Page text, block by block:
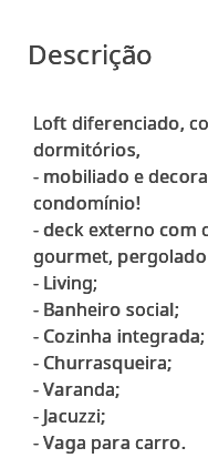
Descrição
Loft diferenciado,
dormitórios,
- mobiliado e
condomínio!
- deck externo com
gourmet, pergolado
- Living;
- Banheiro social;
- Cozinha integrada;
- Churrasqueira;
- Varanda;
- Jacuzzi;
- Vaga para carro.